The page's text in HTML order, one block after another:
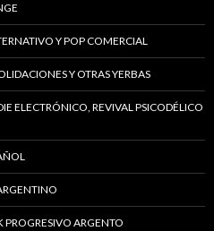
Y POP COMERCIAL
Y OTRAS YERBAS
ELECTRÓNICO, REVIVAL PSICODÉLICO
ARGENTO